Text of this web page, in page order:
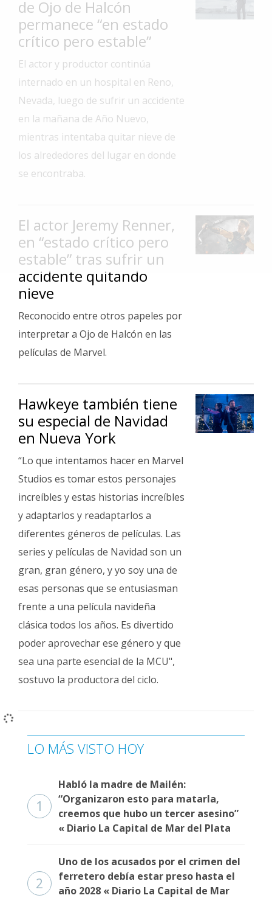
Interés
General
Ciudad
Deportes
y
Espectáculos
Policiales
de
Familia
Clasificados
Fúnebres
de Ojo de Halcón
permanece “en estado
crítico pero estable”
El actor y productor continúa
internado en un hospital en Reno,
Nevada, luego de sufrir un accidente
en la mañana de Año Nuevo,
mientras intentaba quitar nieve de
los alrededores del lugar en donde
se encontraba.
El actor Jeremy Renner,
en “estado crítico pero
estable” tras sufrir un
accidente quitando
nieve
Reconocido entre otros papeles por
interpretar a Ojo de Halcón en las
películas de Marvel.
Hawkeye también tiene
su especial de Navidad
en Nueva York
“Lo que intentamos hacer en Marvel
Studios es tomar estos personajes
increíbles y estas historias increíbles
y adaptarlos y readaptarlos a
diferentes géneros de películas. Las
series y películas de Navidad son un
gran, gran género, y yo soy una de
esas personas que se entusiasman
frente a una película navideña
clásica todos los años. Es divertido
poder aprovechar ese género y que
sea una parte esencial de la MCU",
sostuvo la productora del ciclo.
LO MÁS VISTO HOY
1
Habló la madre de Mailén:
“Organizaron esto para matarla,
creemos que hubo un tercer asesino”
« Diario La Capital de Mar del Plata
2
Uno de los acusados por el crimen del
ferretero debía estar preso hasta el
año 2028 « Diario La Capital de Mar